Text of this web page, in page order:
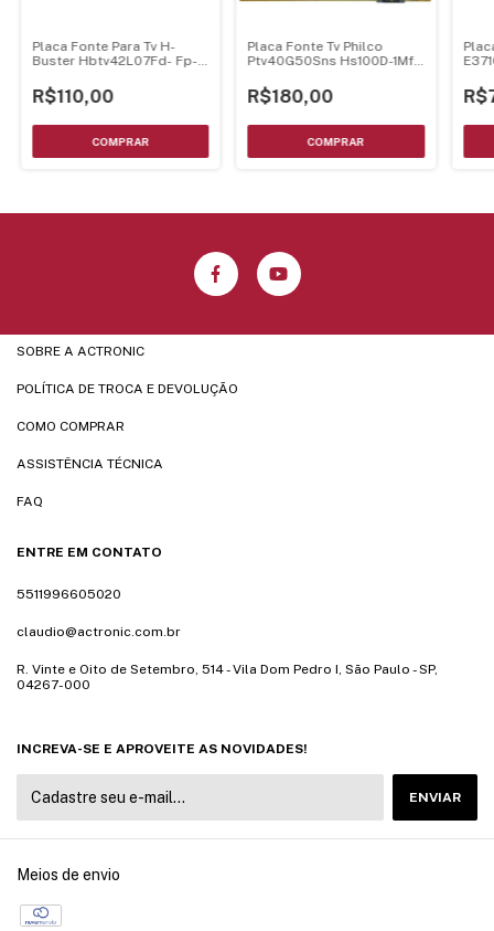
Placa Fonte Para Tv H-
Buster Hbtv42L07Fd- Fp-
R$110,00
Placa Fonte Tv Philco
Ptv40G50Sns Hs100D-1Mf
R$180,00
SOBRE A ACTRONIC
POLÍTICA DE TROCA E DEVOLUÇÃO
COMO COMPRAR
ASSISTÊNCIA TÉCNICA
FAQ
ENTRE EM CONTATO
5511996605020
claudio@actronic.com.br
R. Vinte e Oito de Setembro, 514 - Vila Dom Pedro I, São Paulo - SP,
04267-000
INCREVA-SE E APROVEITE AS NOVIDADES!
Meios de envio